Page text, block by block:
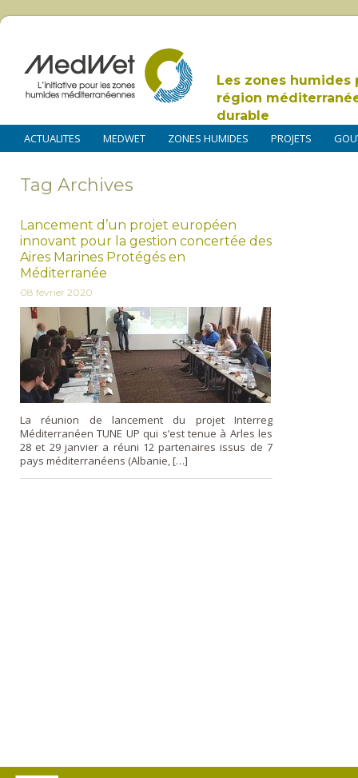
Les zones humides
région
durable
ACTUALITES MEDWET ZONES HUMIDES PROJETS
Tag Archives
Lancement d’un projet européen
innovant pour la gestion concertée des
Aires Marines Protégés en
Méditerranée
08 février 2020
La réunion de lancement du projet Interreg
Méditerranéen TUNE UP qui s’est tenue à Arles les
28 et 29 janvier a réuni 12 partenaires issus de 7
pays méditerranéens (Albanie, […]